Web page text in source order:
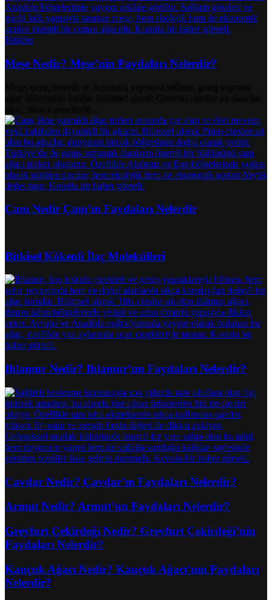
Bitkiler
Meşe Nedir? Meşe’nin Faydaları Nelerdir?
Çam Nedir Çam’ın Faydaları Nelerdir
Bitkisel Kökenli İlaç Molekülleri
Ihlamur Nedir? Ihlamur’un Faydaları Nelerdir?
Çavdar Nedir? Çavdar’ın Faydaları Nelerdir?
Armut Nedir? Armut’un Faydaları Nelerdir?
Greyfurt Çekirdeği Nedir? Greyfurt Çekirdeği’nin
Faydaları Nelerdir?
Kauçuk Ağacı Nedir? Kauçuk Ağacı’nın Faydaları
Nelerdir?